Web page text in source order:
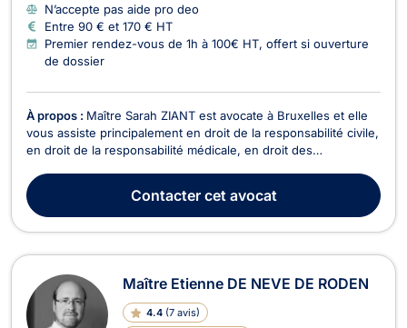
N’accepte pas aide pro deo
Entre 90 € et 170 € HT
Premier rendez-vous de 1h à 100€ HT, offert si ouverture
de dossier
À propos : Maître Sarah ZIANT est avocate à Bruxelles et elle
vous assiste principalement en droit de la responsabilité civile,
en droit de la responsabilité médicale, en droit des
cas de trouble de voisinage. Maitre Sarah ZIANT est
également compétente en droit de la cir...
Contactercet avocat
Maître Etienne DE NEVE DE RODEN
4.4 (7 avis)